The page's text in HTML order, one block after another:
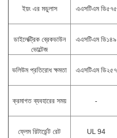
ইয়ং এর মডুলাস এএসটিএম ডি৫৭৫
ডাইলেক্ট্রিক ব্রেকডাউন
ভোল্টেজ
এএসটিএম ডি১৪৯
ভলিউম প্রতিরোধ ক্ষমতা এএসটিএম ডি২৫৭
ক্রমাগত ব্যবহারের সময় -
ফ্লেম রিটার্ডেন্ট রেট UL 94